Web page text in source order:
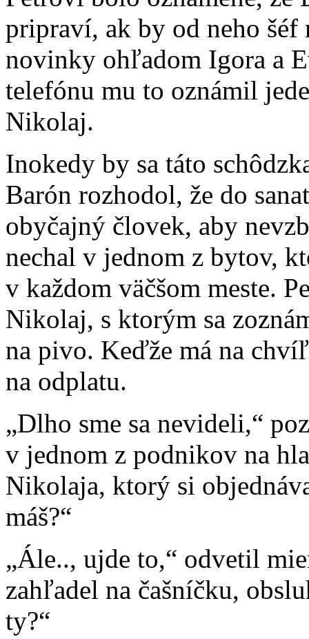
pripraví, ak by od neho šéf
novinky ohľadom Igora a
telefónu mu to oznámil
Nikolaj.
Inokedy by sa táto
Barón rozhodol, že do
obyčajný človek, aby
nechal v jednom z bytov,
v každom väčšom meste.
Nikolaj, s ktorým sa
na pivo. Keďže má na
na odplatu.
„Dlho sme sa nevideli,“
v jednom z podnikov na
Nikolaja, ktorý si
máš?“
„Ále.., ujde to,“ odvetil
zahľadel na čašníčku,
ty?“